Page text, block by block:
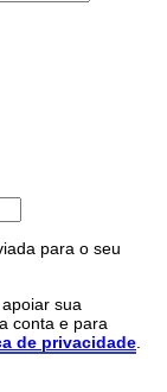
para o seu
sua
conta e para
de privacidade